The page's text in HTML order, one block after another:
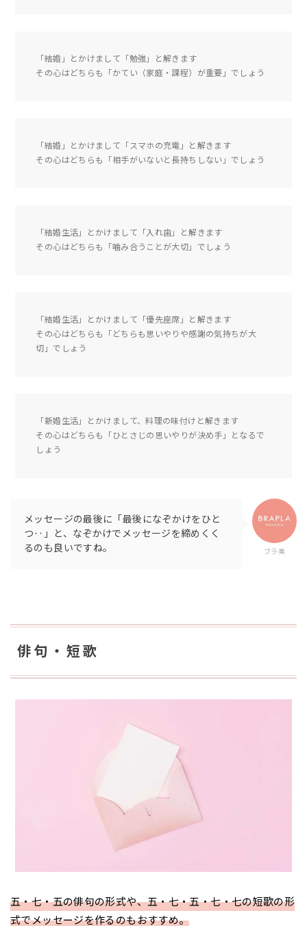
「結婚」とかけまして「勉強」と解きます
その心はどちらも「かてい（家庭・課程）が重要」でしょう
「結婚」とかけまして「スマホの充電」と解きます
その心はどちらも「相手がいないと長持ちしない」でしょう
「結婚生活」とかけまして「入れ歯」と解きます
その心はどちらも「噛み合うことが大切」でしょう
「結婚生活」とかけまして「優先座席」と解きます
その心はどちらも「どちらも思いやりや感謝の気持ちが大
切」でしょう
「新婚生活」とかけまして、料理の味付けと解きます
その心はどちらも「ひとさじの思いやりが決め手」となるで
しょう
ブラ美
メッセージの最後に「最後になぞかけをひと
つ‥」と、なぞかけでメッセージを締めくく
るのも良いですね。
俳句・短歌
五・七・五の俳句の形式や、五・七・五・七・七の短歌の形
式でメッセージを作るのもおすすめ。